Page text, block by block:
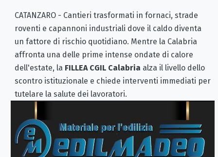
CATANZARO - Cantieri trasformati in fornaci, strade
roventi e capannoni industriali dove il caldo diventa
un fattore di rischio quotidiano. Mentre la Calabria
affronta una delle prime intense ondate di calore
dell'estate, la FILLEA CGIL Calabria alza il livello dello
scontro istituzionale e chiede interventi immediati per
tutelare la salute dei lavoratori.